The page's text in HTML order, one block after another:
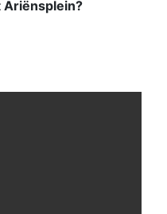
Ariënsplein?